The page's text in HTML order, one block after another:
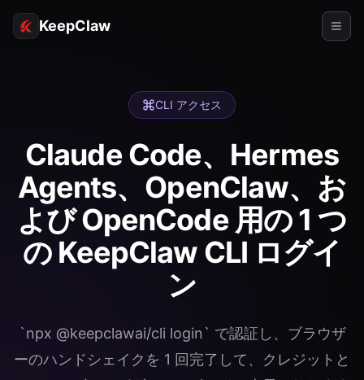
KeepClaw
トークンアクセス
ユースケース
価格
リソース
CLI アクセス
Claude Code、Hermes
Agents、OpenClaw、お
よび OpenCode 用の 1 つ
の KeepClaw CLI ログイ
ン
`npx @keepclawai/cli login` で認証し、ブラウザ
ーのハンドシェイクを 1 回完了して、クレジットと